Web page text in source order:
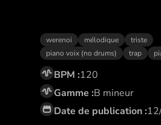
werenoi mélodique
triste
piano voix (no drums)
trap
BPM :120
Gamme :B mineur
Date de publication :